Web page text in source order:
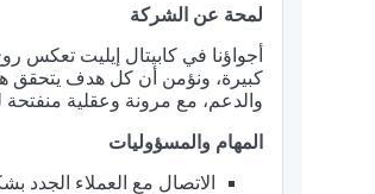
لمحة عن الشركة
أجواؤنا في كابيتال إيليت تعكس
كبيرة، ونؤمن أن كل هدف يتحقق
والدعم، مع مرونة وعقلية
المهام والمسؤوليات
الاتصال مع العملاء الجدد